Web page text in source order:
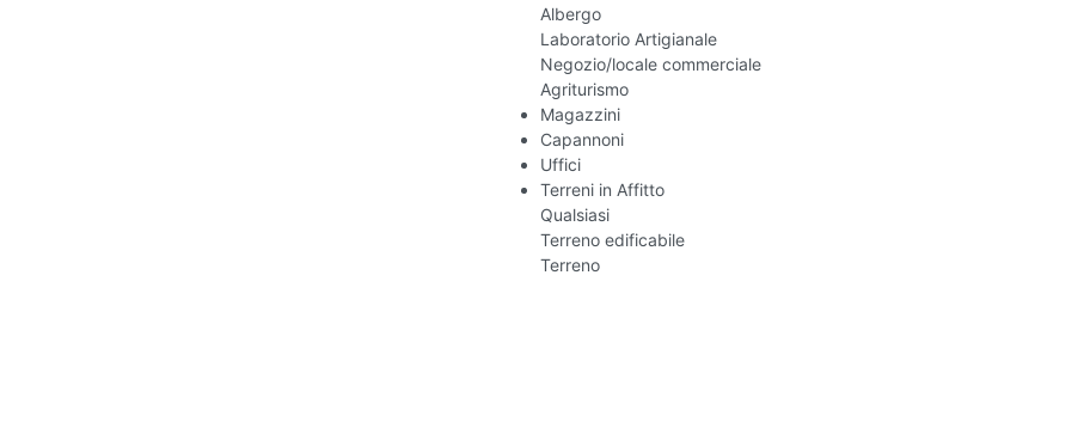
Albergo
Laboratorio Artigianale
Negozio/locale commerciale
Agriturismo
Magazzini
Capannoni
Uffici
Terreni in Affitto
Qualsiasi
Terreno edificabile
Terreno